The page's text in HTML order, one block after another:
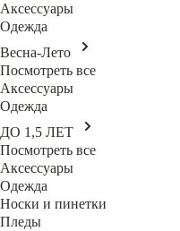
Аксессуары
Одежда
Весна-Лето
Посмотреть все
Аксессуары
Одежда
ДО 1,5 ЛЕТ
Посмотреть все
Аксессуары
Одежда
Носки и пинетки
Пледы